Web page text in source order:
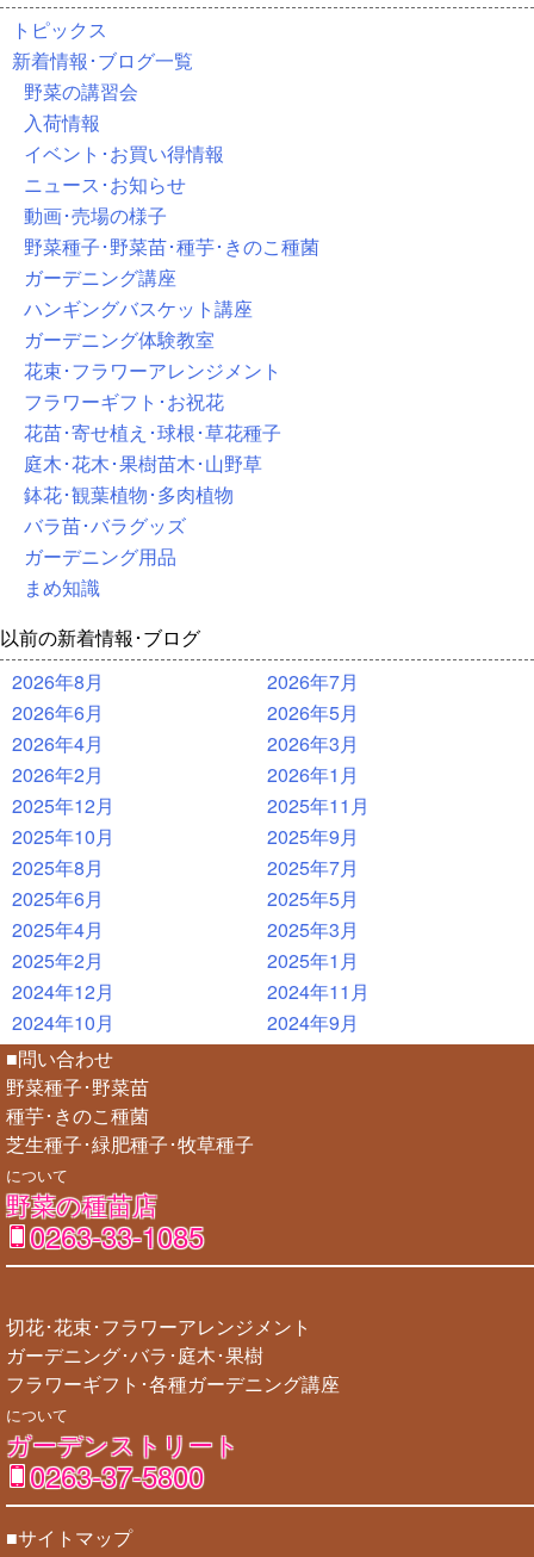
トピックス
新着情報･ブログ一覧
野菜の講習会
入荷情報
イベント･お買い得情報
ニュース･お知らせ
動画･売場の様子
野菜種子･野菜苗･種芋･きのこ種菌
ガーデニング講座
ハンギングバスケット講座
ガーデニング体験教室
花束･フラワーアレンジメント
フラワーギフト･お祝花
花苗･寄せ植え･球根･草花種子
庭木･花木･果樹苗木･山野草
鉢花･観葉植物･多肉植物
バラ苗･バラグッズ
ガーデニング用品
まめ知識
以前の新着情報･ブログ
2026年8月
2026年7月
2026年6月
2026年5月
2026年4月
2026年3月
2026年2月
2026年1月
2025年12月
2025年11月
2025年10月
2025年9月
2025年8月
2025年7月
2025年6月
2025年5月
2025年4月
2025年3月
2025年2月
2025年1月
2024年12月
2024年11月
2024年10月
2024年9月
■問い合わせ
野菜種子･野菜苗
種芋･きのこ種菌
芝生種子･緑肥種子･牧草種子
について
野菜の種苗店
0263-33-1085
切花･花束･フラワーアレンジメント
ガーデニング･バラ･庭木･果樹
フラワーギフト･各種ガーデニング講座
について
ガーデンストリート
0263-37-5800
■サイトマップ